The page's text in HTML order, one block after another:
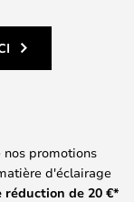
promotions
d'éclairage
réduction de 20 €*